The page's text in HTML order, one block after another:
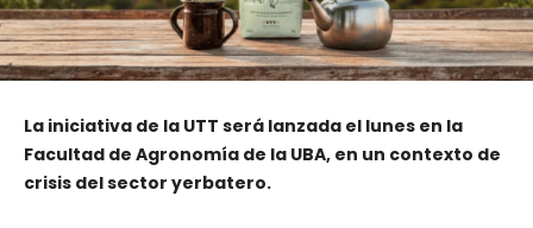
La iniciativa de la UTT será lanzada el lunes en la
Facultad de Agronomía de la UBA, en un contexto de
crisis del sector yerbatero.